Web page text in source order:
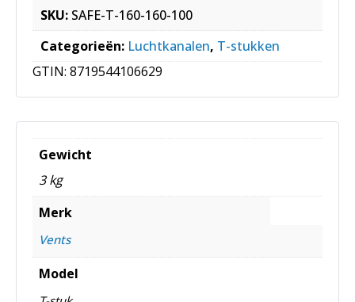
SKU: SAFE-T-160-160-100
Categorieën: Luchtkanalen, T-stukken
GTIN: 8719544106629
Gewicht
3 kg
Merk
Vents
Model